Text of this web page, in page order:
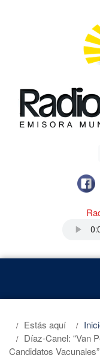
Estás aquí
Díaz-Canel: “Van
Candidatos